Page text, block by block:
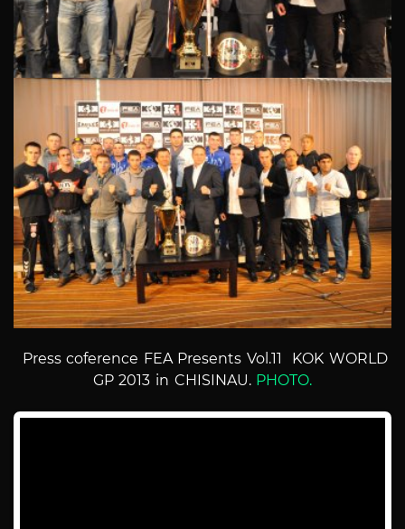
Press coference FEA Presents Vol.11 KOK WORLD
GP 2013 in CHISINAU.PHOTO.